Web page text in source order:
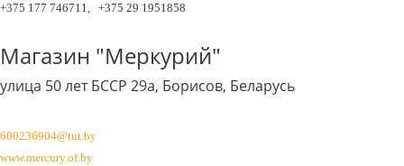
+375 177 746711, +375 29 1951858
Магазин "Меркурий"
улица 50 лет БССР 29а, Борисов, Беларусь
600236904@tut.by
www.mercury.of.by